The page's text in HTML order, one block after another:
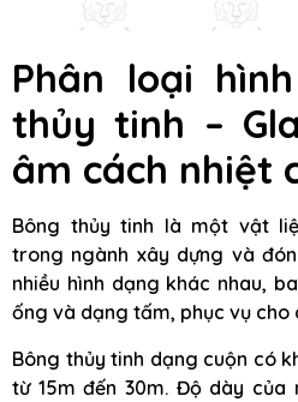
Phân loại
thủy tinh –
âm cách nhiệt
Bông thủy tinh là một vật
trong ngành xây dựng và
nhiều hình dạng khác nhau,
ống và dạng tấm, phục vụ cho
Bông thủy tinh dạng cuộn có
từ 15m đến 30m. Độ dày của